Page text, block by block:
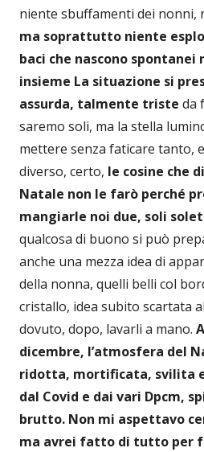
niente sbuffamenti dei nonni,
ma soprattutto niente
baci che nascono
insieme La situazione si
assurda, talmente triste da
saremo soli, ma la stella
mettere senza faticare tanto,
diverso, certo, le cosine che
Natale non le farò perché
mangiarle noi due, soli
qualcosa di buono si può
anche una mezza idea di
della nonna, quelli belli col
cristallo, idea subito scartata
dovuto, dopo, lavarli a mano.
dicembre, l’atmosfera del
ridotta, mortificata, svilita
dal Covid e dai vari Dpcm,
brutto. Non mi aspettavo
ma avrei fatto di tutto per